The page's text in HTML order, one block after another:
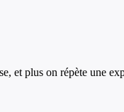
et plus on répète une